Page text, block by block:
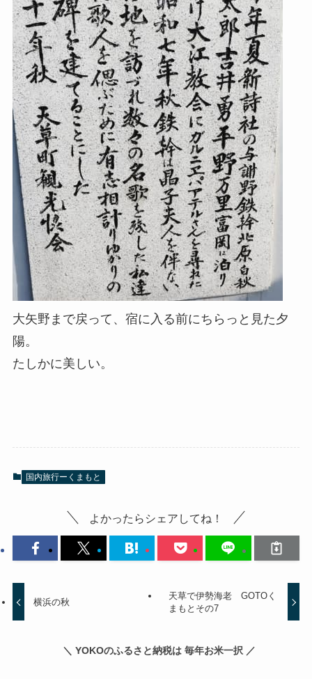
大矢野まで戻って、宿に入る前にちらっと見た夕
陽。
たしかに美しい。
国内旅行ーくまもと
よかったらシェアしてね！
横浜の秋
天草で伊勢海老 GOTOく
まもとその7
＼ YOKOのふるさと納税は 毎年お米一択 ／